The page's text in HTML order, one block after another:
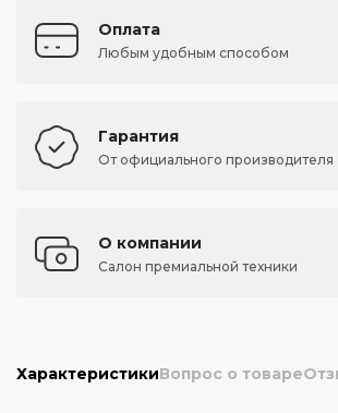
Оплата
Любым удобным способом
Гарантия
От официального производителя
О компании
Салон премиальной техники
ХарактеристикиВопрос о товаре